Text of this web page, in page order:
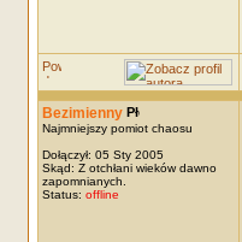
Bezimienny
Najmniejszy pomiot chaosu
Dołączył: 05 Sty 2005
Skąd: Z otchłani wieków dawno
zapomnianych.
Status: offline